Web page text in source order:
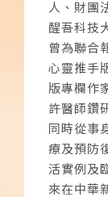
人、財團
醒吾科技
曾為聯合
心靈推手
版專欄作
許醫師鑽
同時從事
療及預防
活實例及
來在中華